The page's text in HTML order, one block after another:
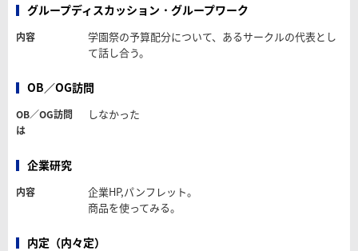
グループディスカッション・グループワーク
内容
学園祭の予算配分について、あるサークルの代表とし
て話し合う。
OB／OG訪問
OB／OG訪問
は
しなかった
企業研究
内容
企業HP,パンフレット。
商品を使ってみる。
内定（内々定）